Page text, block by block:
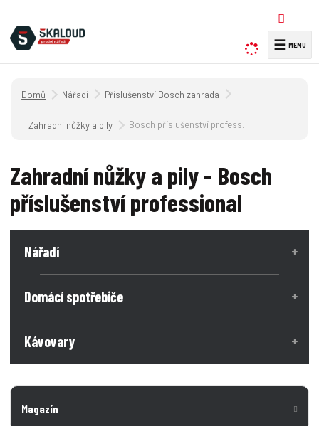
y
t
☰
Úvodní strana
Nářadí Příslušenství Bosch zahrada
Zahradní nůžky a pily Bosch příslušenství professional
Zahradní nůžky a pily - Bosch
příslušenství professional
Nářadí
Domácí spotřebiče
Kávovary
Magazín